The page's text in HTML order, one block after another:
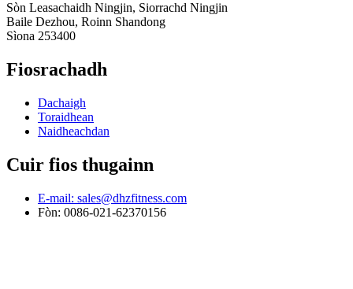
Sòn Leasachaidh Ningjin, Siorrachd Ningjin
Baile Dezhou, Roinn Shandong
Sìona 253400
Fiosrachadh
Dachaigh
Toraidhean
Naidheachdan
Cuir fios thugainn
E-mail: sales@dhzfitness.com
Fòn: 0086-021-62370156